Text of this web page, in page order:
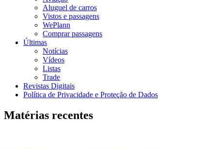
Aluguel de carros
Vistos e passagens
WePlann
Comprar passagens
Últimas
Notícias
Vídeos
Listas
Trade
Revistas Digitais
Política de Privacidade e Proteção de Dados
Matérias recentes